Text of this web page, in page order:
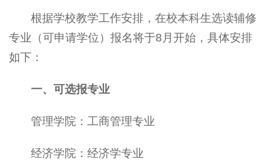
根据学校教学工作安排，在校本科生选读辅修
专业（可申请学位）报名将于8月开始，具体安排
如下：
一、可选报专业
管理学院：工商管理专业
经济学院：经济学专业